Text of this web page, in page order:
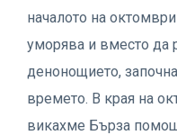
началото на
уморява и вместо да
денонощието,
времето. В края на
викахме Бърза